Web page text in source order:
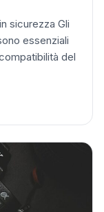
sicurezza Gli
essenziali
del